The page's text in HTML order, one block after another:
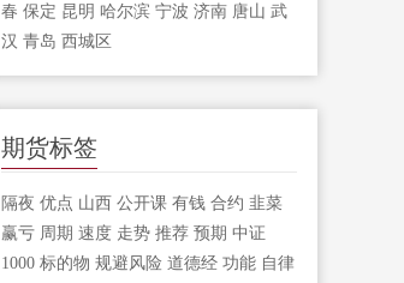
春 保定 昆明 哈尔滨 宁波 济南 唐山 武
汉 青岛 西城区
期货标签
隔夜 优点 山西 公开课 有钱 合约 韭菜
赢亏 周期 速度 走势 推荐 预期 中证
1000 标的物 规避风险 道德经 功能 自律